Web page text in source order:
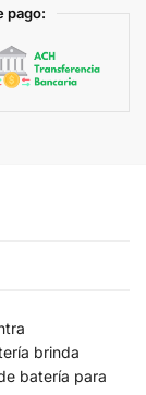
pago:
brinda
batería para